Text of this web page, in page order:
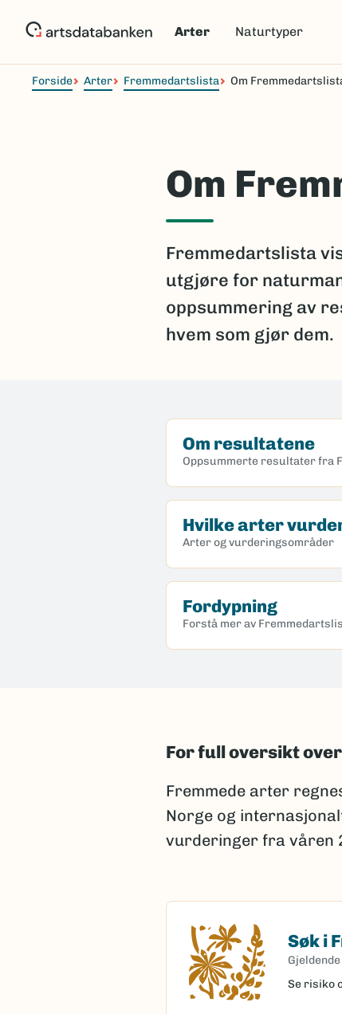
Arter Naturtyper
Forside Arter Fremmedartslista Om
Om
Fremmedartslista
utgjøre for
oppsummering av
hvem som gjør dem.
Om resultatene
Oppsummerte resultater fra
Hvilke arter
Arter og vurderingsområder
Fordypning
Forstå mer av
For full oversikt
Fremmede arter
Norge og
vurderinger fra våren
Søk i
Se risiko
Søk i